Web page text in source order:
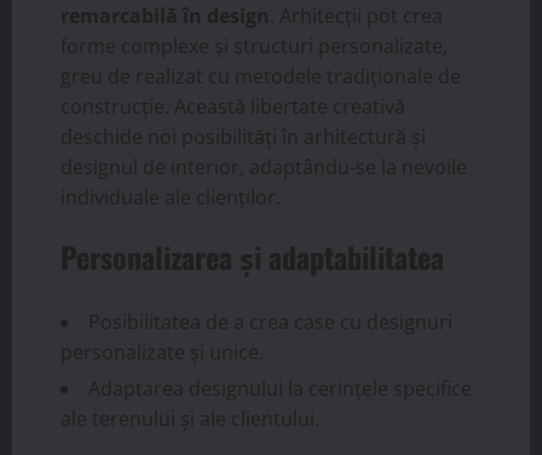
remarcabilă în design . Arhitecții pot crea
forme complexe și structuri personalizate,
greu de realizat cu metodele tradiționale de
construcție. Această libertate creativă
deschide noi posibilități în arhitectură și
designul de interior, adaptându-se la nevoile
individuale ale clienților.
Personalizarea și adaptabilitatea
Posibilitatea de a crea case cu designuri
personalizate și unice.
Adaptarea designului la cerințele specifice
ale terenului și ale clientului.